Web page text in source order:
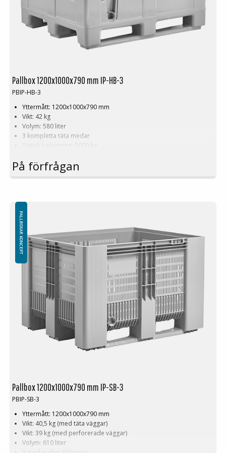
Pallbox 1200x1000x790 mm IP-HB-3
PBIP-HB-3
Yttermått: 1200x1000x790 mm
Vikt: 42 kg
Volym: 580 liter
3 kompletta täta medar
Statisk belastning: 5000 kg
Last: 700 kg
Godkänd för alla hygienprodukter
Hygienisk, lätt att rengöra
Färgval: Grå
Lock finns
Logistik: 4 st/pallplatser (120x1000x240 cm)
Minsta beställning: 3 ppl(12 st)
Särskilt krävande krav och strikta lagar gäller när det kommer till
bearbetning av mycket känsliga råvaror, tillverkning av kemiska och
farmaceutiska produkter, livsmedel eller kosmetika kräver rätt
pallbox. Detta gäller även transport och förvaring av dessa produkter.
Inom processindustrin för kemiteknik, processteknik och bioteknik
ställs basmaterial och färdiga produkter höga säkerhetskrav som
täcker hela produktionsmiljön. På grund av dessa produkters
känslighet måste alla relevanta hygienföreskrifter följas i både tekniska
och intralogistiska processer. I detta sammanhang ger pallboxen IP-
HB-3 ett avgörande bidrag och ökar säkerheten för produkter och
På förfrågan
Pallbox 1200x1000x790 mm IP-SB-3
PBIP-SB-3
Yttermått: 1200x1000x790 mm
Vikt: 40,5 kg (med täta väggar)
Vikt: 39 kg (med perforerade väggar)
Volym: 610 liter
PALLBOXAR KONCEPT